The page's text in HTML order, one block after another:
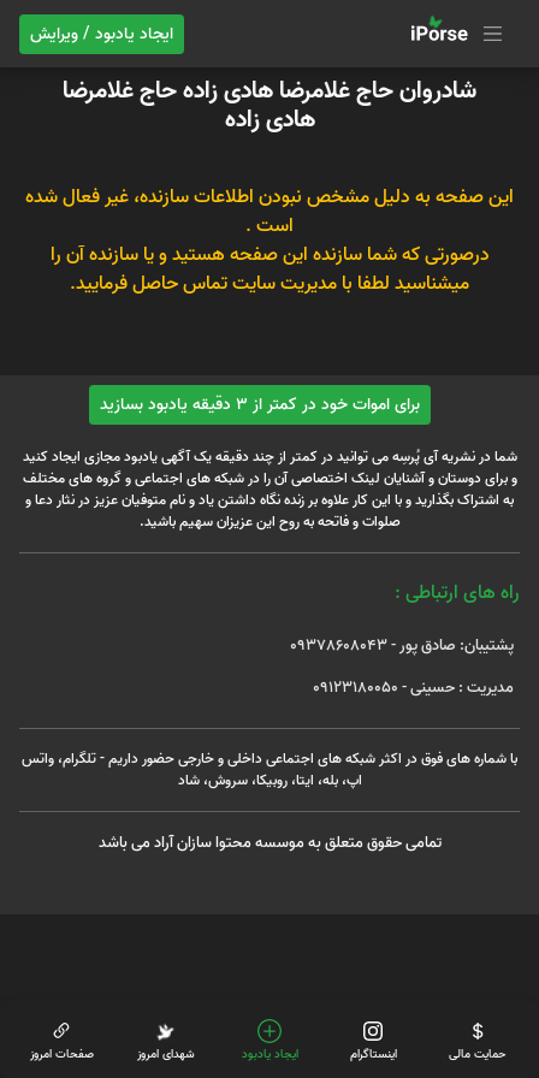
ایجاد یادبود / ویرایش
شادروان حاج غلامرضا هادی زاده حاج غلامرضا
هادی زاده
این صفحه به دلیل مشخص نبودن اطلاعات سازنده، غیر فعال شده
است .
درصورتی که شما سازنده این صفحه هستید و یا سازنده آن را
میشناسید لطفا با مدیریت سایت تماس حاصل فرمایید.
برای اموات خود در کمتر از 3 دقیقه یادبود بسازید
شما در نشریه آی پُرسِه می توانید در کمتر از چند دقیقه یک آگهی یادبود مجازی ایجاد کنید
و برای دوستان و آشنایان لینک اختصاصی آن را در شبکه های اجتماعی و گروه های مختلف
به اشتراک بگذارید و با این کار علاوه بر زنده نگاه داشتن یاد و نام متوفیان عزیز در نثار دعا و
صلوات و فاتحه به روح این عزیزان سهیم باشید.
راه های ارتباطی :
پشتیبان: صادق پور - 09378608043
مدیریت : حسینی - 09123180050
با شماره های فوق در اکثر شبکه های اجتماعی داخلی و خارجی حضور داریم - تلگرام، واتس
اپ، بله، ایتا، روبیکا، سروش، شاد
تمامی حقوق متعلق به موسسه محتوا سازان آراد می باشد
حمایت مالی اینستاگرام ایجاد یادبود شهدای امروز صفحات امروز